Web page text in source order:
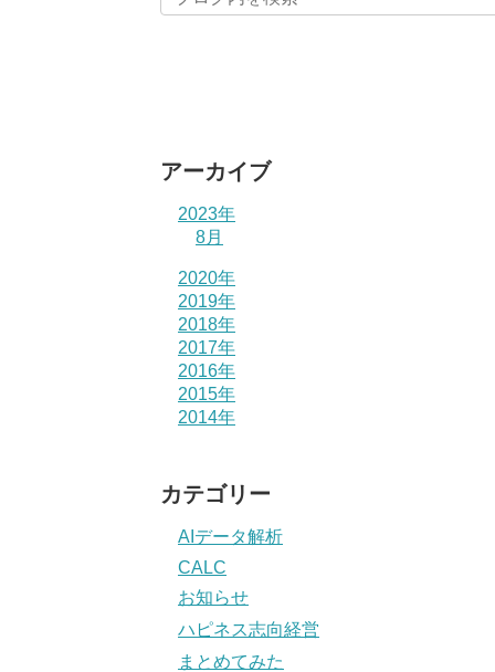
アーカイブ
2023年
8月
2020年
2019年
2018年
2017年
2016年
2015年
2014年
カテゴリー
AIデータ解析
CALC
お知らせ
ハピネス志向経営
まとめてみた